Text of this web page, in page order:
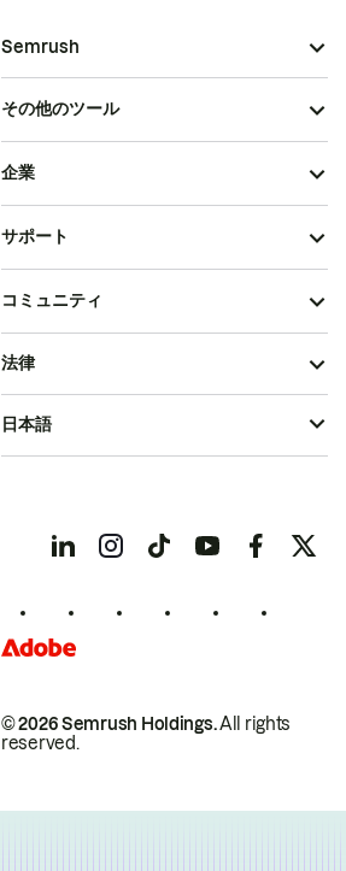
Semrush
その他のツール
企業
サポート
コミュニティ
© 2026 Semrush Holdings.All rights
reserved.
法律
日本語